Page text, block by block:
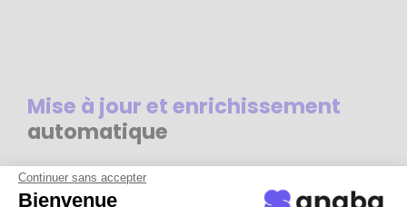
Continuer sans accepter
Bienvenue
Mise à jour et enrichissement
automatique